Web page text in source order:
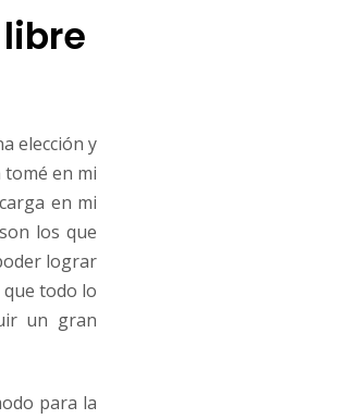
elección y
tomé en mi
en mi
los que
lograr
todo lo
un gran
para la